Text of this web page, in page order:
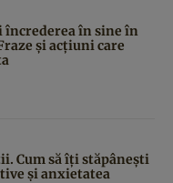
încrederea în sine în
și acțiuni care
Cum să îți stăpânești
și anxietatea